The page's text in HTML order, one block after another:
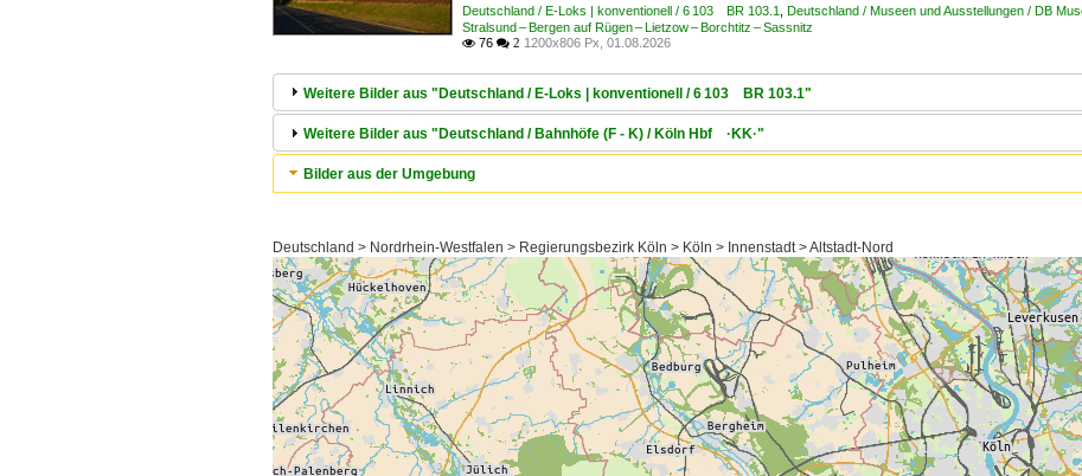
Deutschland / E-Loks | konventionell / 6 103 BR 103.1 Deutschland / Museen und Ausstellungen / DB
Stralsund – Bergen auf Rügen – Lietzow – Borchtitz – Sassnitz
 76  2 1200x806 Px, 01.08.2026
Weitere Bilder aus "Deutschland / E-Loks | konventionell / 6 103 BR 103.1"
Weitere Bilder aus "Deutschland / Bahnhöfe (F - K) / Köln Hbf ·KK·"
Bilder aus der Umgebung
Deutschland > Nordrhein-Westfalen > Regierungsbezirk Köln > Köln > Innenstadt > Altstadt-Nord